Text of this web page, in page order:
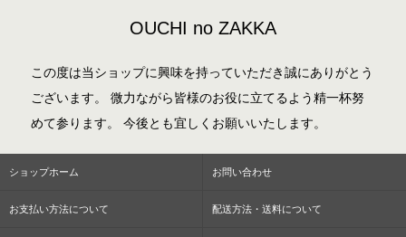
OUCHI no ZAKKA
この度は当ショップに興味を持っていただき誠にありがとう
ございます。 微力ながら皆様のお役に立てるよう精一杯努
めて参ります。 今後とも宜しくお願いいたします。
ショップホーム お問い合わせ
お支払い方法について 配送方法・送料について